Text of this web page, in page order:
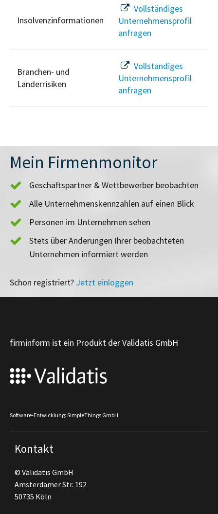
Insolvenzinformationen
Vollständiges
Unternehmensprofil
anfragen
Branchen- und
Länderrisiken
Vollständiges
Unternehmensprofil
anfragen
Mein Firmenmonitor
Geschäftspartner & Wettbewerber beobachten
Alle Unternehmenskennzahlen auf einen Blick
Personen im Unternehmen sehen
Stets über Änderungen Ihrer beobachteten
Unternehmen informiert werden
Schon registriert? Jetzt einloggen
firminform ist ein Produkt der Validatis GmbH
Software-Entwicklung: SimpleThings GmbH
Kontakt
© Validatis GmbH
Amsterdamer Str. 192
50735 Köln